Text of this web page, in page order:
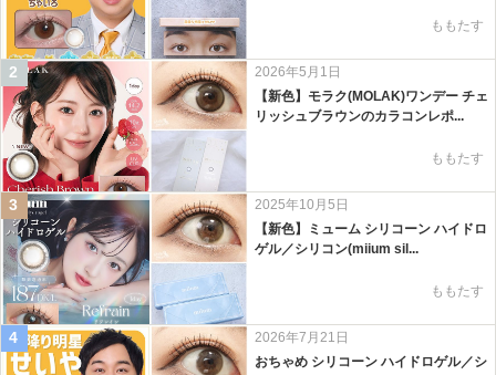
ももたす
2
2026年5月1日
【新色】モラク(MOLAK)ワンデー チェ
リッシュブラウンのカラコンレポ...
ももたす
3
2025年10月5日
【新色】ミューム シリコーン ハイドロ
ゲル／シリコン(miium sil...
ももたす
4
2026年7月21日
おちゃめ シリコーン ハイドロゲル／シ